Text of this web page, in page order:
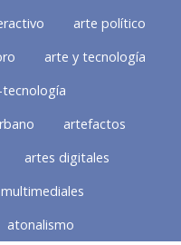
arte político
arte y tecnología
artefactos
artes digitales
atonalismo